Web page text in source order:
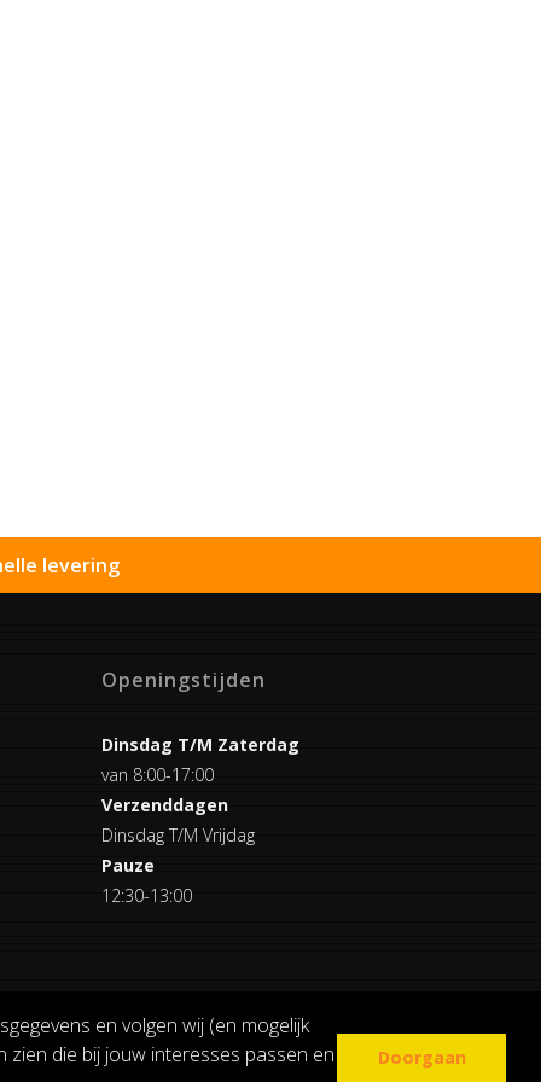
en volgen wij (en mogelijk
die bij jouw interesses passen en
Doorgaan
levering
Openingstijden
Dinsdag T/M Zaterdag
van 8:00-17:00
Verzenddagen
Dinsdag T/M Vrijdag
Pauze
12:30-13:00